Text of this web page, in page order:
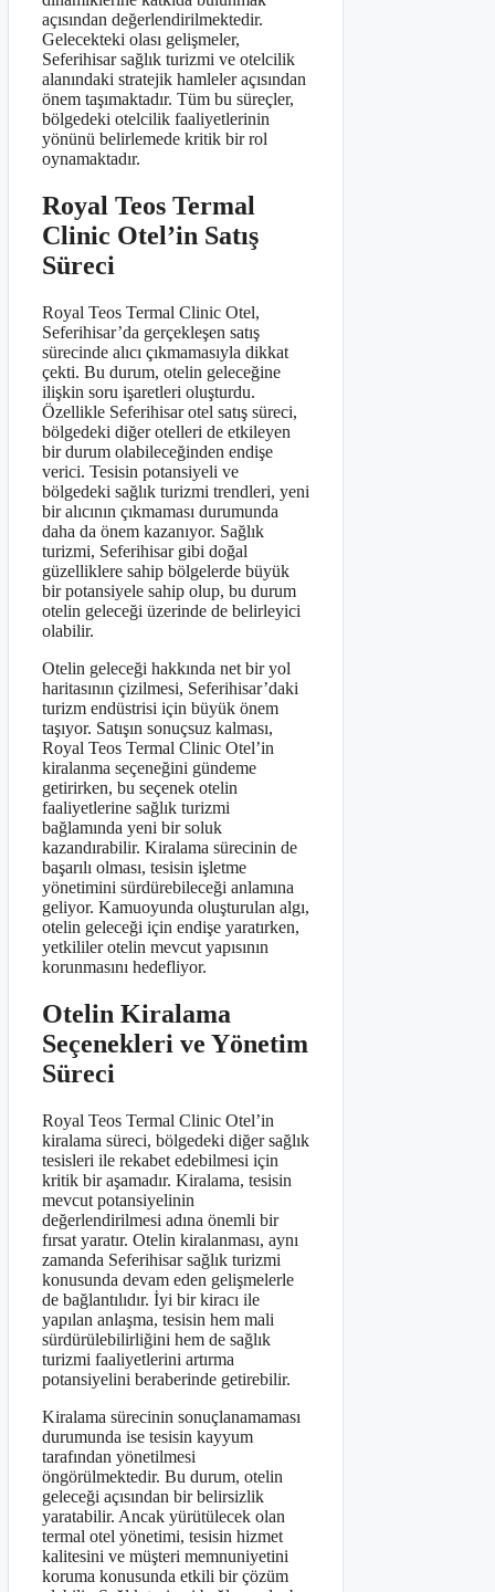
açısından değerlendirilmektedir.
Gelecekteki olası gelişmeler,
Seferihisar sağlık turizmi ve otelcilik
alanındaki stratejik hamleler açısından
önem taşımaktadır. Tüm bu süreçler,
bölgedeki otelcilik faaliyetlerinin
yönünü belirlemede kritik bir rol
oynamaktadır.
Royal Teos Termal
Clinic Otel’in Satış
Süreci
Royal Teos Termal Clinic Otel,
Seferihisar’da gerçekleşen satış
sürecinde alıcı çıkmamasıyla dikkat
çekti. Bu durum, otelin geleceğine
ilişkin soru işaretleri oluşturdu.
Özellikle Seferihisar otel satış süreci,
bölgedeki diğer otelleri de etkileyen
bir durum olabileceğinden endişe
verici. Tesisin potansiyeli ve
bölgedeki sağlık turizmi trendleri, yeni
bir alıcının çıkmaması durumunda
daha da önem kazanıyor. Sağlık
turizmi, Seferihisar gibi doğal
güzelliklere sahip bölgelerde büyük
bir potansiyele sahip olup, bu durum
otelin geleceği üzerinde de belirleyici
olabilir.
Otelin geleceği hakkında net bir yol
haritasının çizilmesi, Seferihisar’daki
turizm endüstrisi için büyük önem
taşıyor. Satışın sonuçsuz kalması,
Royal Teos Termal Clinic Otel’in
kiralanma seçeneğini gündeme
getirirken, bu seçenek otelin
faaliyetlerine sağlık turizmi
bağlamında yeni bir soluk
kazandırabilir. Kiralama sürecinin de
başarılı olması, tesisin işletme
yönetimini sürdürebileceği anlamına
geliyor. Kamuoyunda oluşturulan algı,
otelin geleceği için endişe yaratırken,
yetkililer otelin mevcut yapısının
korunmasını hedefliyor.
Otelin Kiralama
Seçenekleri ve Yönetim
Süreci
Royal Teos Termal Clinic Otel’in
kiralama süreci, bölgedeki diğer sağlık
tesisleri ile rekabet edebilmesi için
kritik bir aşamadır. Kiralama, tesisin
mevcut potansiyelinin
değerlendirilmesi adına önemli bir
fırsat yaratır. Otelin kiralanması, aynı
zamanda Seferihisar sağlık turizmi
konusunda devam eden gelişmelerle
de bağlantılıdır. İyi bir kiracı ile
yapılan anlaşma, tesisin hem mali
sürdürülebilirliğini hem de sağlık
turizmi faaliyetlerini artırma
potansiyelini beraberinde getirebilir.
Kiralama sürecinin sonuçlanamaması
durumunda ise tesisin kayyum
tarafından yönetilmesi
öngörülmektedir. Bu durum, otelin
geleceği açısından bir belirsizlik
yaratabilir. Ancak yürütülecek olan
termal otel yönetimi, tesisin hizmet
kalitesini ve müşteri memnuniyetini
koruma konusunda etkili bir çözüm